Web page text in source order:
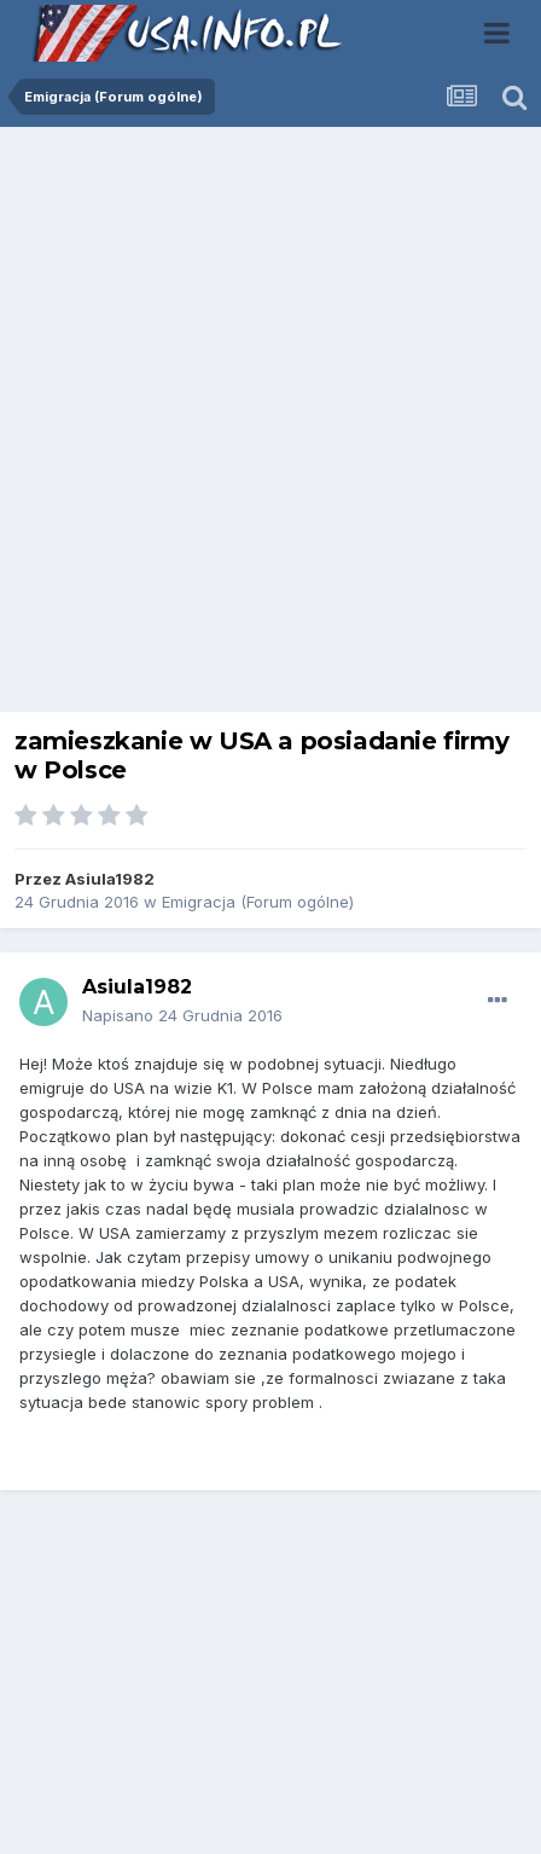
Emigracja (Forum ogólne)
zamieszkanie w USA a posiadanie firmy
w Polsce
Przez Asiula1982
24 Grudnia 2016 w Emigracja (Forum ogólne)
Asiula1982
Napisano 24 Grudnia 2016
Hej! Może ktoś znajduje się w podobnej sytuacji. Niedługo
emigruje do USA na wizie K1. W Polsce mam założoną działalność
gospodarczą, której nie mogę zamknąć z dnia na dzień.
Początkowo plan był następujący: dokonać cesji przedsiębiorstwa
na inną osobę i zamknąć swoja działalność gospodarczą.
Niestety jak to w życiu bywa - taki plan może nie być możliwy. I
przez jakis czas nadal będę musiala prowadzic dzialalnosc w
Polsce. W USA zamierzamy z przyszlym mezem rozliczac sie
wspolnie. Jak czytam przepisy umowy o unikaniu podwojnego
opodatkowania miedzy Polska a USA, wynika, ze podatek
dochodowy od prowadzonej dzialalnosci zaplace tylko w Polsce,
ale czy potem musze miec zeznanie podatkowe przetlumaczone
przysiegle i dolaczone do zeznania podatkowego mojego i
przyszlego męża? obawiam sie ,ze formalnosci zwiazane z taka
sytuacja bede stanowic spory problem .